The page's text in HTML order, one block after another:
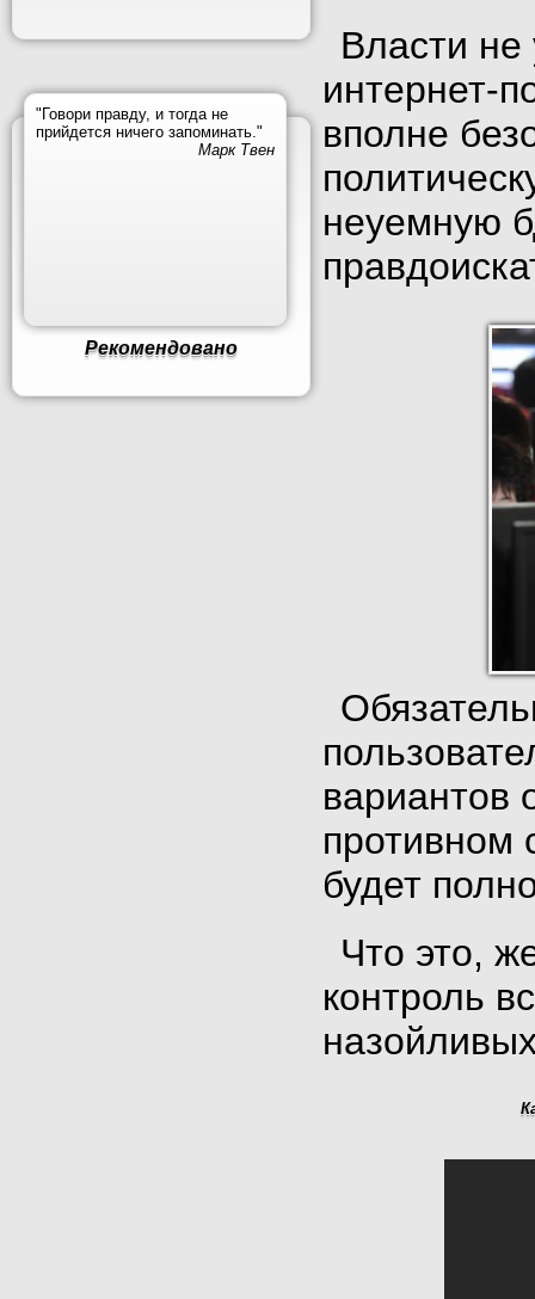
"Говори правду, и тогда не
прийдется ничего запоминать."
Марк Твен
Рекомендовано
Власти не
интернет-
вполне
неуемную
вариантов
противном
будет
Что это,
контроль